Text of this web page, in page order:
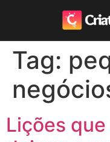
Tag:
Lições